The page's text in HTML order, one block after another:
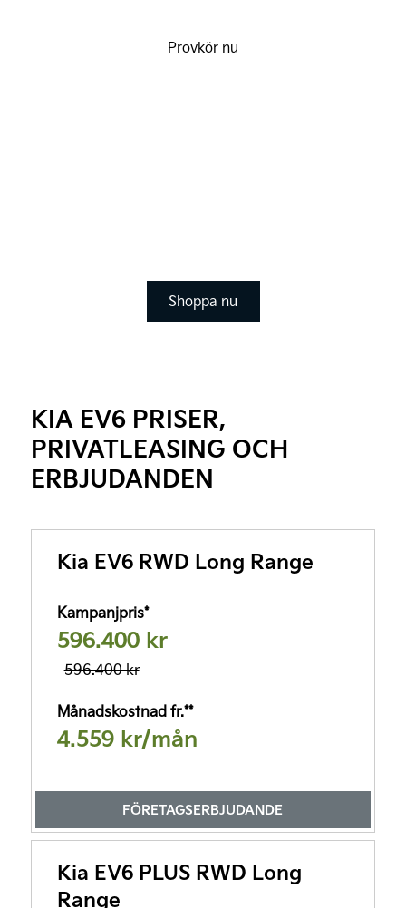
Provkör nu
Shoppa nu
KIA EV6 PRISER,
PRIVATLEASING OCH
ERBJUDANDEN
Kia EV6 RWD Long Range
Kampanjpris*
596.400 kr
596.400 kr
Månadskostnad fr.**
4.559 kr/mån
Företagsleasing*
4.176 kr/mån
Företagskampanj 548.688 kr
Läs mer
FÖRETAGSERBJUDANDE
Kia EV6 PLUS RWD Long
Range